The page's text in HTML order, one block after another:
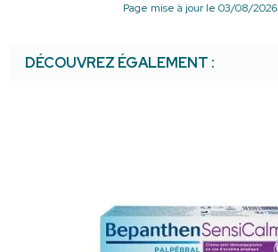
Page mise à jour le 03/08/2026
DÉCOUVREZ ÉGALEMENT :